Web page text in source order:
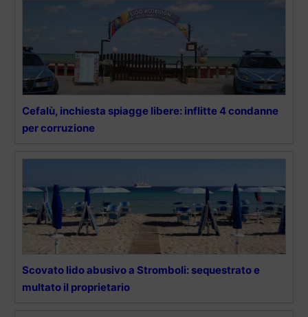
Cefalù, inchiesta spiagge libere: inflitte 4 condanne
per corruzione
Scovato lido abusivo a Stromboli: sequestrato e
multato il proprietario